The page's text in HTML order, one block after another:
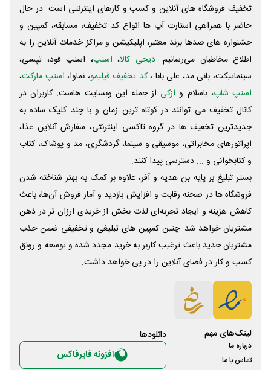
تخفیف فروشگاه های آنلاین و کسب و‌ کارهای اینترنتی است. در حال
حاضر با همراهی استارت آپ ها انواع کد تخفیف، مسابقه، کمپین و
جشنواره های صدها برند معتبر، اپلیکیشن و مراکز خدمات آنلاین را به
اطلاع مخاطبان می‌رسانیم. دیجی کالا، اسنپ، اسنپ فود، تپسی،
سینماتیکت، بانی مد، علی‌ بابا ،کد تخفیف فیلیمو، نماوا، اسنپ مارکت،
اسنپ شاپ، باسلام و ازکی از جمله این وبسایت ‌هاست. کاربران در
کانال تخفیف می توانند در کوتاه ترین زمان و با چند کلیک ساده به
جدیدترین تخفیف ها در گروه تاکسی اینترنتی، سفارش آنلاین غذا،
اپراتورهای مخابراتی، موسیقی و سینما، گردشگری، مد و پوشاک، کتاب
و کتابخوانی و ... دسترسی پیدا کنند.
بستر تبلیغ بر پایه بن هدیه و آفر، علاوه بر کمک به بهتر شناخته شدن
فروشگاه ها در صحنه رقابت و افزایش بازدید و آمار فروش آن‌ها، باعث
کاهش هزینه و ایجاد تجربه‌ای لذت بخش از خریدی ارزان تر در ذهن
مشتریان خواهد شد. چنین کمپین های تبلیغی و تخفیفی ضمن جذب
مشتریان جدید باعث ترغیب کاربر به خرید مجدد شده و توسعه و رونق
کسب و کار در فضای آنلاین را در پی خواهد داشت.
لینک‌های مهم
درباره ما
تماس با ما
دانلود‌ها
افزونه فایرفاکس